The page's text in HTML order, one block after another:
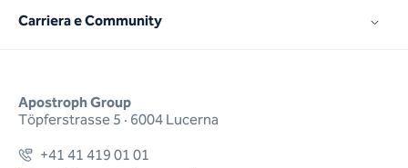
Apostroph Group
Töpferstrasse 5 · 6004 Lucerna
+41 41 419 01 01
Carriera e Community